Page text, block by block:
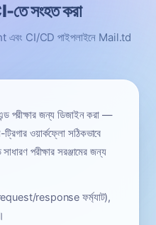
তে সংহত করা
CI/CD পাইপলাইনে Mail.td
জন্য ডিজাইন করা —
ওয়ার্কফ্লো সঠিকভাবে
পরীক্ষার সরঞ্জামের জন্য
response ফর্ম্যাট),